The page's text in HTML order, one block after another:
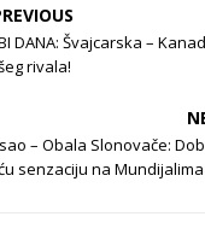
DANA: Švajcarska –
rivala!
– Obala Slonovače:
senzaciju na